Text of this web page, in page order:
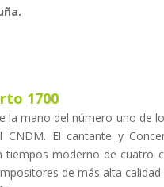
1700
la mano del número uno de
El cantante y
moderno de cuatro
de más alta